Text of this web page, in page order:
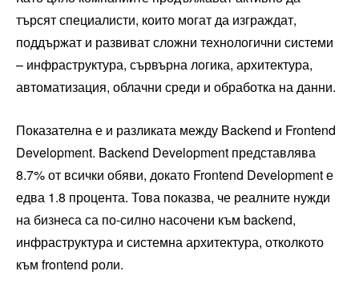
търсят специалисти, които могат да изграждат,
поддържат и развиват сложни технологични системи
– инфраструктура, сървърна логика, архитектура,
автоматизация, облачни среди и обработка на данни.
Показателна е и разликата между Backend и Frontend
Development. Backend Development представлява
8.7% от всички обяви, докато Frontend Development е
едва 1.8 процента. Това показва, че реалните нужди
на бизнеса са по-силно насочени към backend,
инфраструктура и системна архитектура, отколкото
към frontend роли.